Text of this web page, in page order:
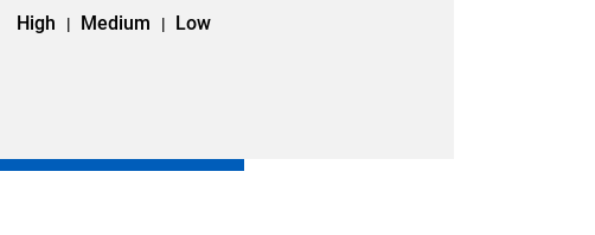
High | Medium | Low